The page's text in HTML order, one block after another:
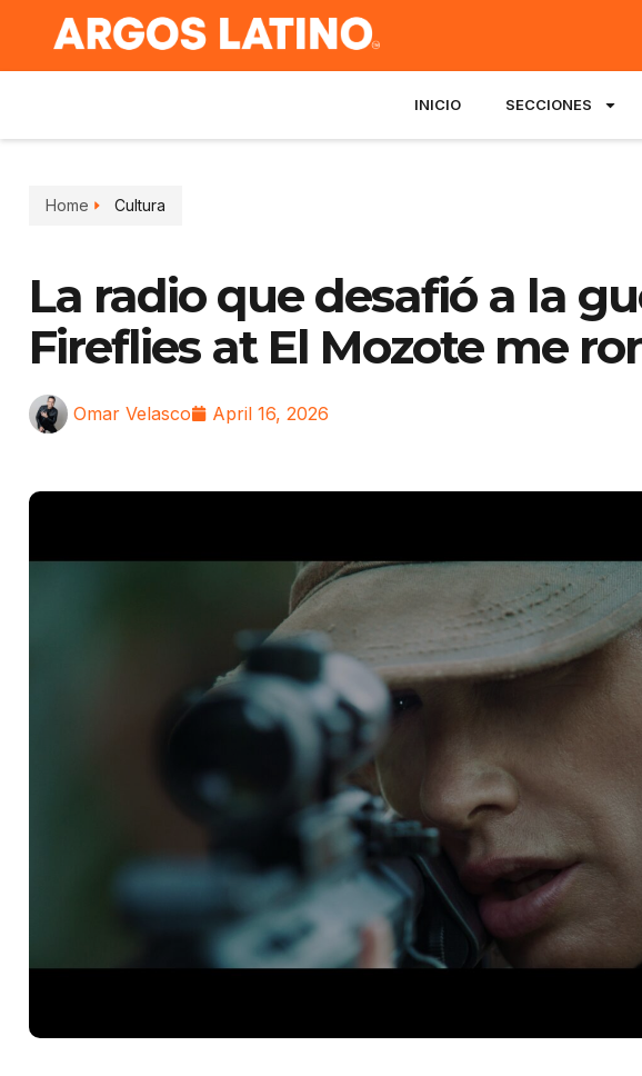
INICIO SECCIONES
Home Cultura
La radio que desafió a la
Fireflies at El Mozote me
Omar Velasco April 16, 2026